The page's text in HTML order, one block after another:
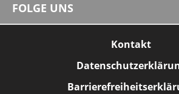
FOLGE UNS
Kontakt